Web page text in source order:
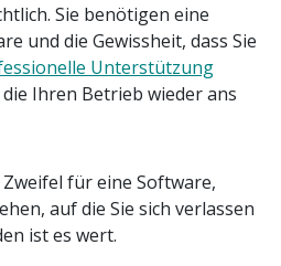
Sie benötigen eine
und die Gewissheit, dass Sie
Unterstützung
die Ihren Betrieb wieder ans
Zweifel für eine Software,
auf die Sie sich verlassen
ist es wert.